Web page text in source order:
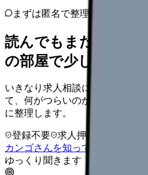
まずは匿名で整理
読んでもまだ苦しい
の部屋で少し話して
いきなり求人相談には進みませ
て、何がつらいのか、辞めるべ
に整理します。
登録不要 求人押し売りなし
カンゴさんを知ってから相談する
ゆっくり聞きます